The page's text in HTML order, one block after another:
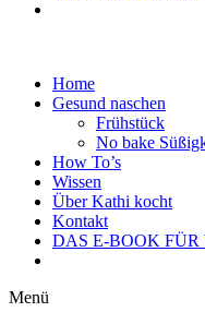
Home
Gesund naschen
Frühstück
No bake
How To’s
Wissen
Über Kathi kocht
Kontakt
DAS E-BOOK FÜR
Menü